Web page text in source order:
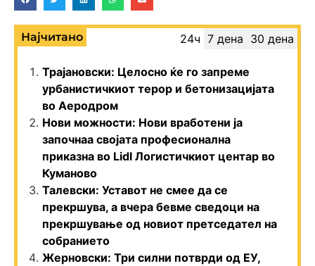
Најчитано 24ч 7 дена 30 дена
Трајановски: Целосно ќе го запреме
урбанистичкиот терор и бетонизацијата
во Аеродром
Нови можности: Нови вработени ја
започнаа својата професионална
приказна во Lidl Логистичкиот центар во
Куманово
Талевски: Уставот не смее да се
прекршува, а вчера бевме сведоци на
прекршување од новиот претседател на
собранието
Жерновски: Три силни потврди од ЕУ,